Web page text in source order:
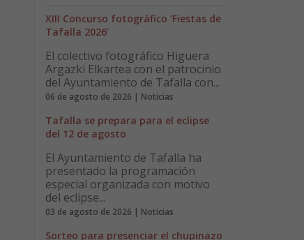
XIII Concurso fotográfico ‘Fiestas de
Tafalla 2026’
El colectivo fotográfico Higuera
Argazki Elkartea con el patrocinio
del Ayuntamiento de Tafalla con...
06 de agosto de 2026 | Noticias
Tafalla se prepara para el eclipse
del 12 de agosto
El Ayuntamiento de Tafalla ha
presentado la programación
especial organizada con motivo
del eclipse...
03 de agosto de 2026 | Noticias
Sorteo para presenciar el chupinazo